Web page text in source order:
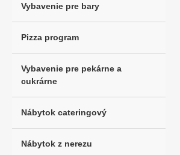
Vybavenie pre bary
Pizza program
Vybavenie pre pekárne a
cukrárne
Nábytok cateringový
Nábytok z nerezu